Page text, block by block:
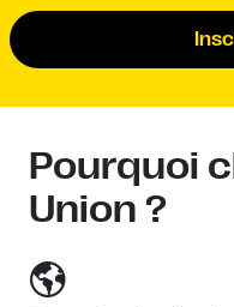
Pourquoi
Union ?